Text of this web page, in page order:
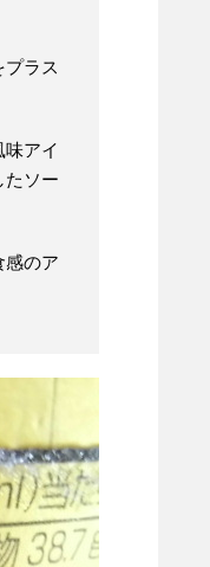
ラス
味アイ
たソー
感のア